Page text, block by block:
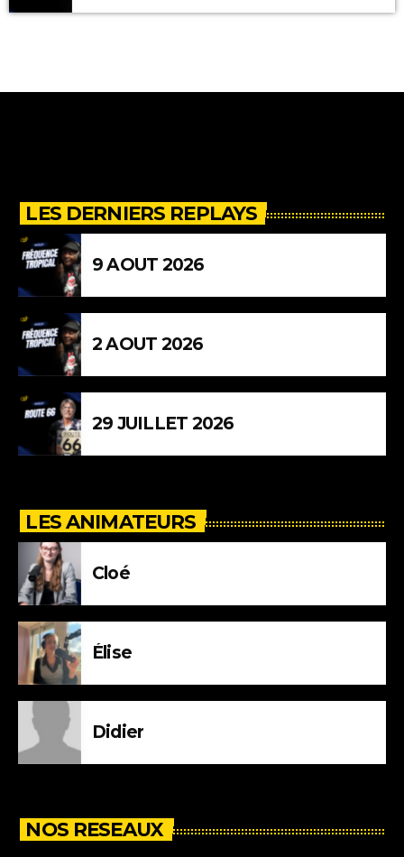
LES DERNIERS REPLAYS
9 AOUT 2026
2 AOUT 2026
29 JUILLET 2026
LES ANIMATEURS
Cloé
Élise
Didier
NOS RESEAUX